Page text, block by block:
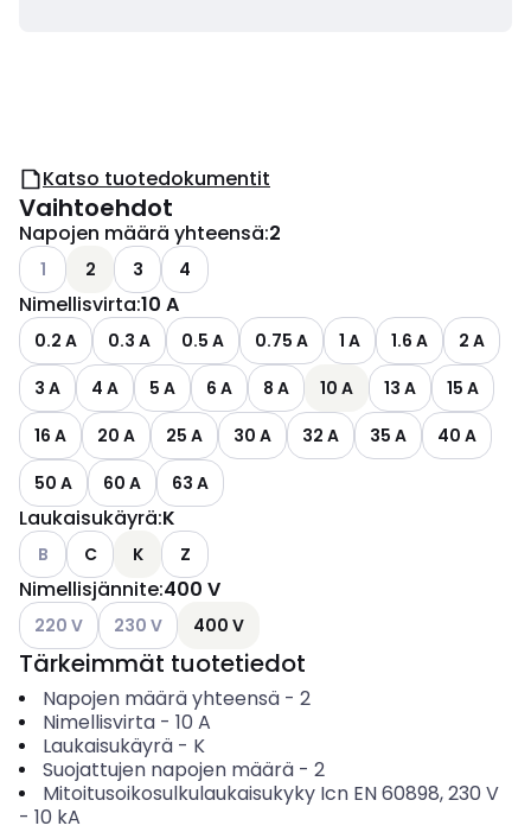
Katso tuotedokumentit
Vaihtoehdot
Napojen määrä yhteensä:2
Katso käytettävissä olevat vaihtoehdot
1 2 3 4
Nimellisvirta:10 A
0.2 A 0.3 A 0.5 A 0.75 A 1 A 1.6 A
2 A
3 A
4 A 5 A 6 A 8 A 10 A 13 A
15 A
16 A
20 A 25 A 30 A 32 A 35 A
40 A
50 A
60 A 63 A
Laukaisukäyrä:K
Katso käytettävissä olevat vaihtoehdot
B C K Z
Nimellisjännite:400 V
Katso käytettävissä olevat vaihtoehdot
220 V Katso käytettävissä olevat vaihtoehdot
230 V 400 V
Tärkeimmät tuotetiedot
Napojen määrä yhteensä- 2
Nimellisvirta- 10 A
Laukaisukäyrä- K
Suojattujen napojen määrä- 2
Mitoitusoikosulkulaukaisukyky Icn EN 60898, 230 V
- 10 kA